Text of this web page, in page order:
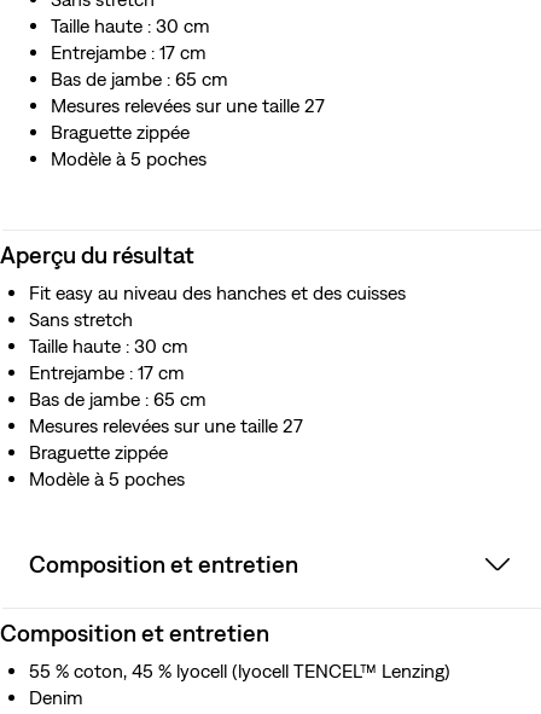
Taille haute : 30 cm
Entrejambe : 17 cm
Bas de jambe : 65 cm
Mesures relevées sur une taille 27
Braguette zippée
Modèle à 5 poches
Aperçu du résultat
Fit easy au niveau des hanches et des cuisses
Sans stretch
Taille haute : 30 cm
Entrejambe : 17 cm
Bas de jambe : 65 cm
Mesures relevées sur une taille 27
Braguette zippée
Modèle à 5 poches
Composition et entretien
Composition et entretien
55 % coton, 45 % lyocell (lyocell TENCEL™ Lenzing)
Denim